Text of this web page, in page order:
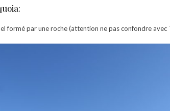
formé par une roche (attention ne pas confondre avec